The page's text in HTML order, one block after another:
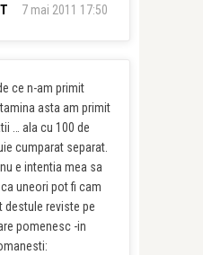
7 mai 2011 17:50
ce n-am primit
asta am primit
… ala cu 100 de
cumparat separat.
e intentia mea sa
uneori pot fi cam
destule reviste pe
pomenesc -in